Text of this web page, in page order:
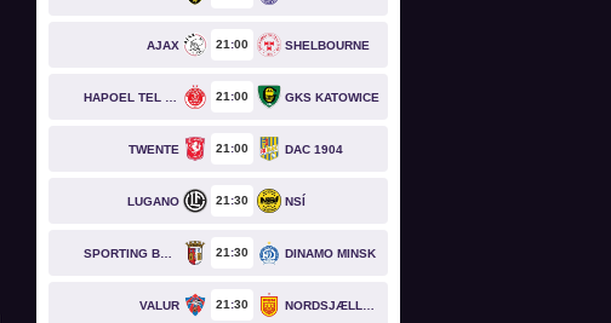
AJAX 21 00 SHELBOURNE
21 00 GKS KATOWICE
TWENTE 21 00 DAC 1904
LUGANO 21 30 NSÍ
21 30 DINAMO MINSK
VALUR 21 30